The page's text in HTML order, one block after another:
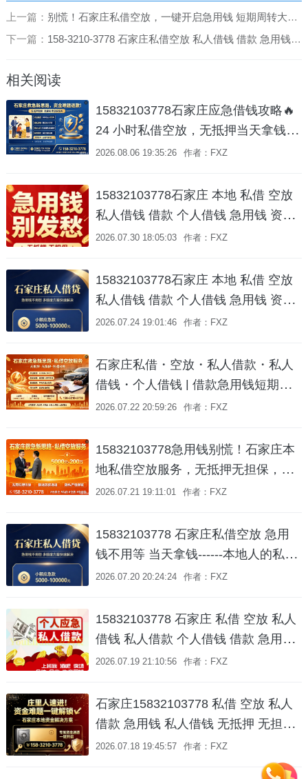
上一篇： 别慌！石家庄私借空放，一键开启急用钱 短期周转大门！158-3210-3778
下一篇： 158-3210-3778 石家庄私借空放 私人借钱 借款 急用钱 短期周转---石家庄私人贷款，救急界的 “神秘武器” ！
相关阅读
15832103778石家庄应急借钱攻略🔥
24 小时私借空放，无抵押当天拿钱
石家庄 私借 空放借款 急用钱 当天放
2026.08.06 19:35:26 作者：FXZ
15832103778石家庄 本地 私借 空放
私人借钱 借款 个人借钱 急用钱 资金
周转 🏠 石家庄资金周转解决方案 就
融资！
2026.07.30 18:05:03 作者：FXZ
15832103778石家庄 本地 私借 空放
私人借钱 借款 个人借钱 急用钱 资金
周转咨询 | 专业对接 就近服务
2026.07.24 19:01:46 作者：FXZ
石家庄私借・空放・私人借款・私人
借钱・个人借钱 | 借款急用钱短期周
转水钱📞 158-3210-3778
2026.07.22 20:59:26 作者：FXZ
15832103778急用钱别慌！石家庄本
地私借空放服务，无抵押无担保，私
人借钱、短期周转一个电话就到！
2026.07.21 19:11:01 作者：FXZ
15832103778 石家庄私借空放 急用
钱不用等 当天拿钱------本地人的私人
借钱服务💰
2026.07.20 20:24:24 作者：FXZ
15832103778 石家庄 私借 空放 私人
借钱 私人借款 个人借钱 借款 急用钱
短期周转 水钱 无抵押 无担保 拿款快
捷
2026.07.19 21:10:56 作者：FXZ
石家庄15832103778 私借 空放 私人
借款 急用钱 私人借钱 无抵押 无担保
拿款快 一个电话上门办理 车辆抵押借
2026.07.18 19:45:57 作者：FXZ